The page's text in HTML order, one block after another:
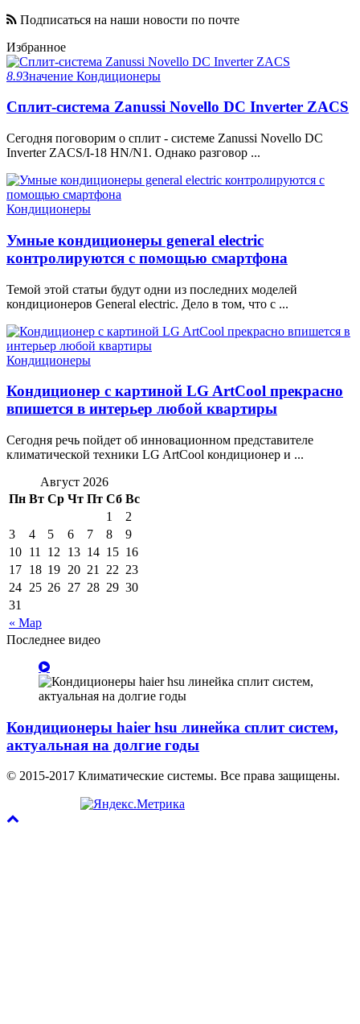
Подписаться на наши новости по почте
Избранное
8.9Значение Кондиционеры
Сплит-система Zanussi Novello DC Inverter ZACS
Сегодня поговорим о сплит - системе Zanussi Novello DC
Inverter ZACS/I-18 HN/N1. Однако разговор ...
Кондиционеры
Умные кондиционеры general electric
контролируются с помощью смартфона
Темой этой статьи будут одни из последних моделей
кондиционеров General electric. Дело в том, что с ...
Кондиционеры
Кондиционер с картиной LG ArtCool прекрасно
впишется в интерьер любой квартиры
Сегодня речь пойдет об инновационном представителе
климатической техники LG ArtCool кондиционер и ...
Август 2026
Пн Вт Ср Чт Пт Сб Вс
« Мар
1
2
3
4 5 6 7 8
9
10 11 12 13 14 15 16
17 18 19 20 21 22 23
24 25 26 27 28 29 30
31
Последнее видео
Кондиционеры haier hsu линейка сплит систем,
актуальная на долгие годы
© 2015-2017 Климатические системы. Все права защищены.